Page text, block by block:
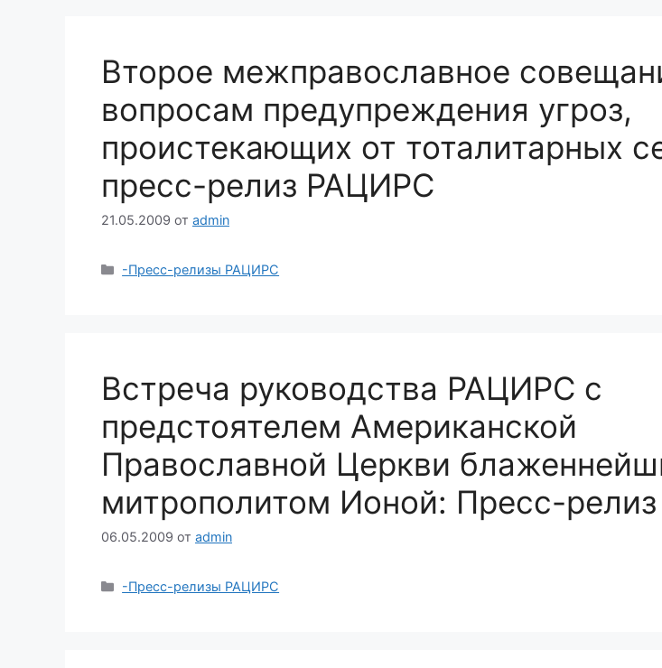
Второе межправославное
вопросам предупреждения угроз,
проистекающих от тоталитарных
пресс-релиз РАЦИРС
21.05.2009 от admin
Рубрики
-Пресс-релизы РАЦИРС
Встреча руководства РАЦИРС с
предстоятелем Американской
Православной Церкви
митрополитом Ионой: Пресс-релиз
06.05.2009 от admin
Рубрики
-Пресс-релизы РАЦИРС